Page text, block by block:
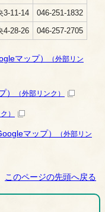
3-11-14
046-251-1832
4-28-26 046-257-2705
マップ）
（外部リン
） （外部リンク）
）
マップ）
（外部リン
このページの先頭へ戻る